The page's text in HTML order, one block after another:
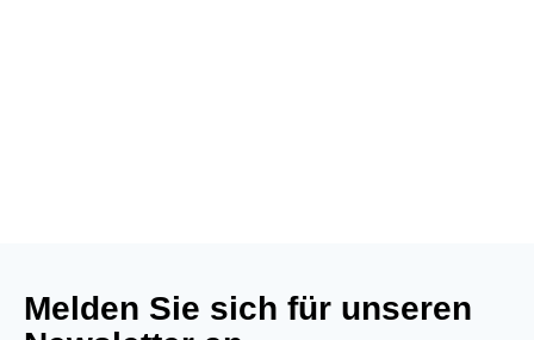
Melden Sie sich für unseren